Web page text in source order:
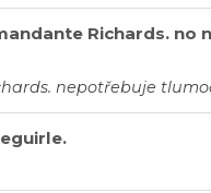
Richards. no
nepotřebuje